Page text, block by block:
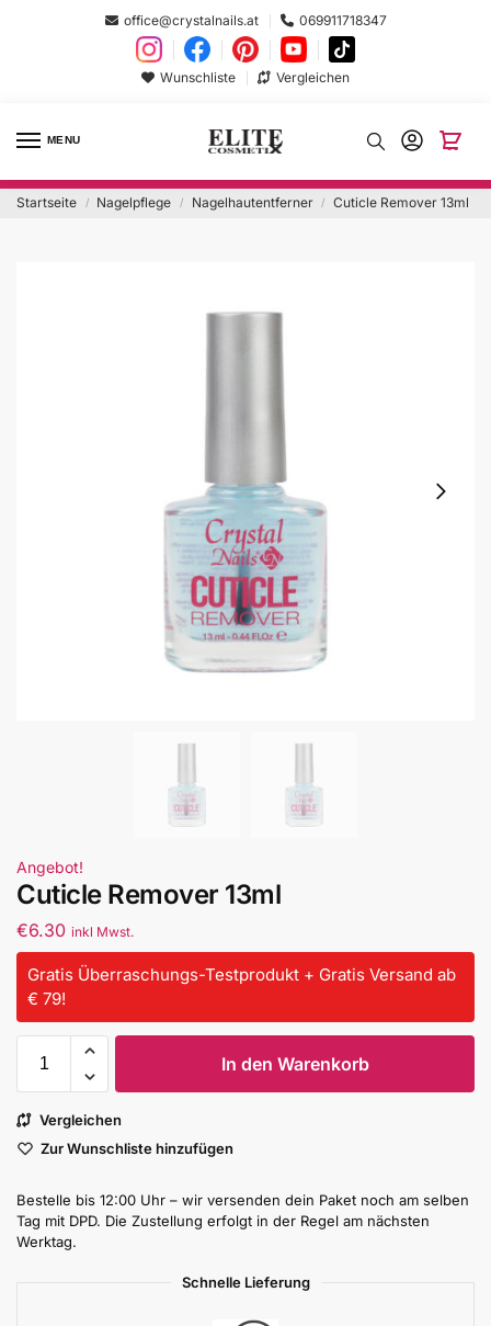
office@crystalnails.at 069911718347
Wunschliste Vergleichen
MENU
Startseite / Nagelpflege / Nagelhautentferner / Cuticle Remover 13ml
Angebot!
Cuticle Remover 13ml
€6.30 inkl Mwst.
Gratis Überraschungs-Testprodukt + Gratis Versand ab
€ 79!
In den Warenkorb
Vergleichen
Zur Wunschliste hinzufügen
Bestelle bis 12:00 Uhr – wir versenden dein Paket noch am selben
Tag mit DPD. Die Zustellung erfolgt in der Regel am nächsten
Werktag.
Schnelle Lieferung